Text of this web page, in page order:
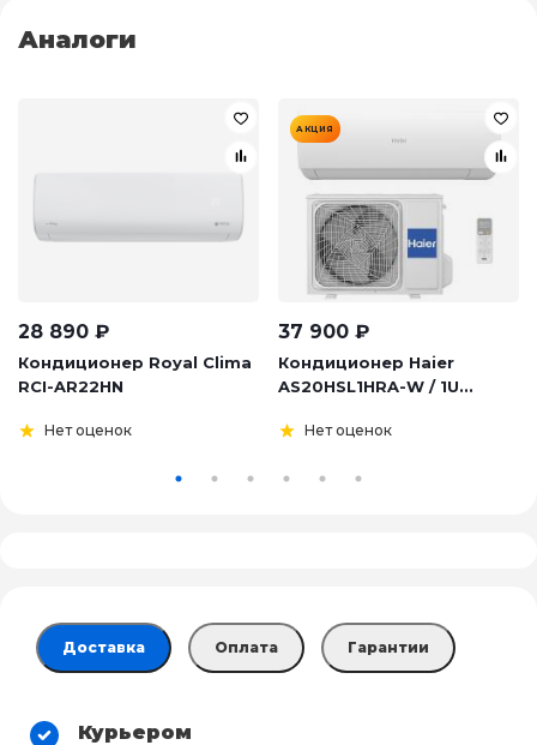
Аналоги
28 890 ₽
Кондиционер Royal Clima
RCI-AR22HN
Нет оценок
АКЦИЯ
37 900 ₽
Кондиционер Haier
AS20HSL1HRA-W / 1U...
Нет оценок
Доставка Оплата Гарантии
Курьером